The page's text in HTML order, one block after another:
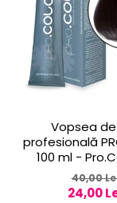
Vopsea
profesională
100 ml -
NEGRU
40,00
24,00